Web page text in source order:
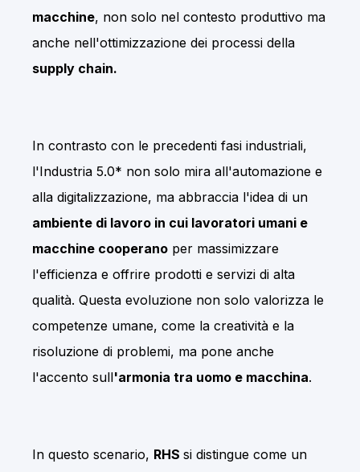
macchine, non solo nel contesto produttivo ma
anche nell'ottimizzazione dei processi della
supply chain.
In contrasto con le precedenti fasi industriali,
l'Industria 5.0* non solo mira all'automazione e
alla digitalizzazione, ma abbraccia l'idea di un
ambiente di lavoro in cui lavoratori umani e
macchine cooperano per massimizzare
l'efficienza e offrire prodotti e servizi di alta
qualità. Questa evoluzione non solo valorizza le
competenze umane, come la creatività e la
risoluzione di problemi, ma pone anche
l'accento sull'armonia tra uomo e macchina.
In questo scenario, RHS si distingue come un